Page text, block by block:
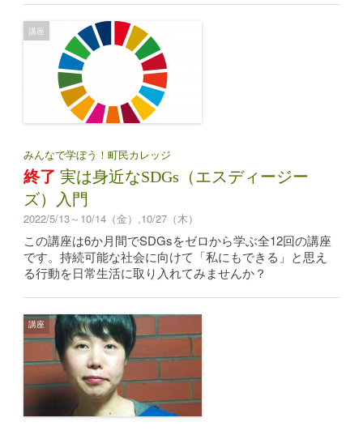
講座
みんなで学ぼう！町民カレッジ
終了実は身近なSDGs（エスディージー
ズ）入門
2022/5/13～10/14（金）,10/27（木）
この講座は6か月間でSDGsをゼロから学ぶ全12回の講座
です。持続可能な社会に向けて「私にもできる」と思え
る行動を日常生活に取り入れてみませんか？
講座